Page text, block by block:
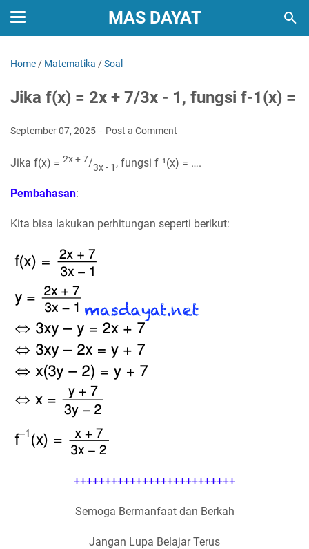
MAS DAYAT
Home / Matematika /Soal
Jika f(x) = 2x + 7/3x - 1, fungsi f-1(x) =
September 07, 2025 Post a Comment
Jika f(x) = 2x + 7/3x - 1 , fungsi f⁻¹(x) = ….
Pembahasan:
Kita bisa lakukan perhitungan seperti berikut:
++++++++++++++++++++++++++
Semoga Bermanfaat dan Berkah
Jangan Lupa Belajar Terus